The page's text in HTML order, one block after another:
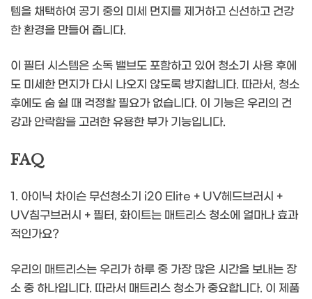
템을 채택하여 공기 중의 미세 먼지를 제거하고 신선하고 건강
한 환경을 만들어 줍니다.
이 필터 시스템은 소독 밸브도 포함하고 있어 청소기 사용 후에
도 미세한 먼지가 다시 나오지 않도록 방지합니다. 따라서, 청소
후에도 숨 쉴 때 걱정할 필요가 없습니다. 이 기능은 우리의 건
강과 안락함을 고려한 유용한 부가 기능입니다.
FAQ
1. 아이닉 차이슨 무선청소기 i20 Elite + UV헤드브러시 +
UV침구브러시 + 필터, 화이트는 매트리스 청소에 얼마나 효과
적인가요?
우리의 매트리스는 우리가 하루 중 가장 많은 시간을 보내는 장
소 중 하나입니다. 따라서 매트리스 청소가 중요합니다. 이 제품